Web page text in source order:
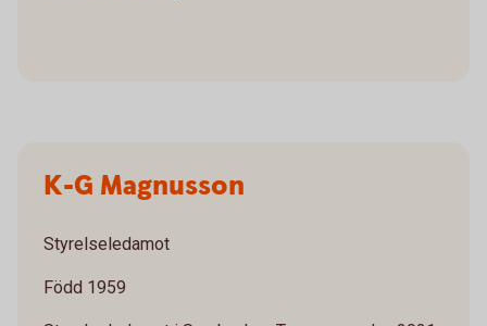
K-G Magnusson
Styrelseledamot
Född 1959